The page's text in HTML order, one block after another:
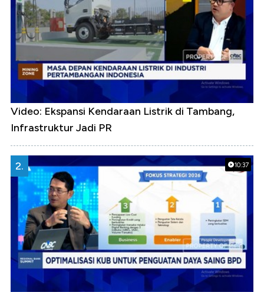
Video: Ekspansi Kendaraan Listrik di Tambang,
Infrastruktur Jadi PR
10:37
2.